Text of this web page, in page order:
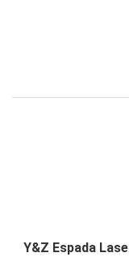
Y&Z Espada